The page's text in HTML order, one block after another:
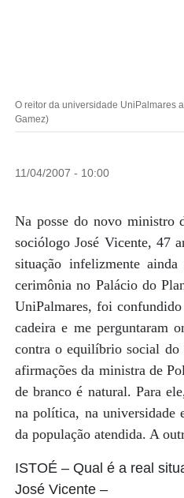
O reitor da universidade UniPalmares
Gamez)
11/04/2007 - 10:00
Na posse do novo ministro
sociólogo José Vicente, 47
situação infelizmente
cerimônia no Palácio do
UniPalmares, foi confundido
cadeira e me perguntaram
contra o equilíbrio social do
afirmações da ministra de
de branco é natural. Para
na política, na universidade
da população atendida. A
ISTOÉ – Qual é a real
José Vicente –